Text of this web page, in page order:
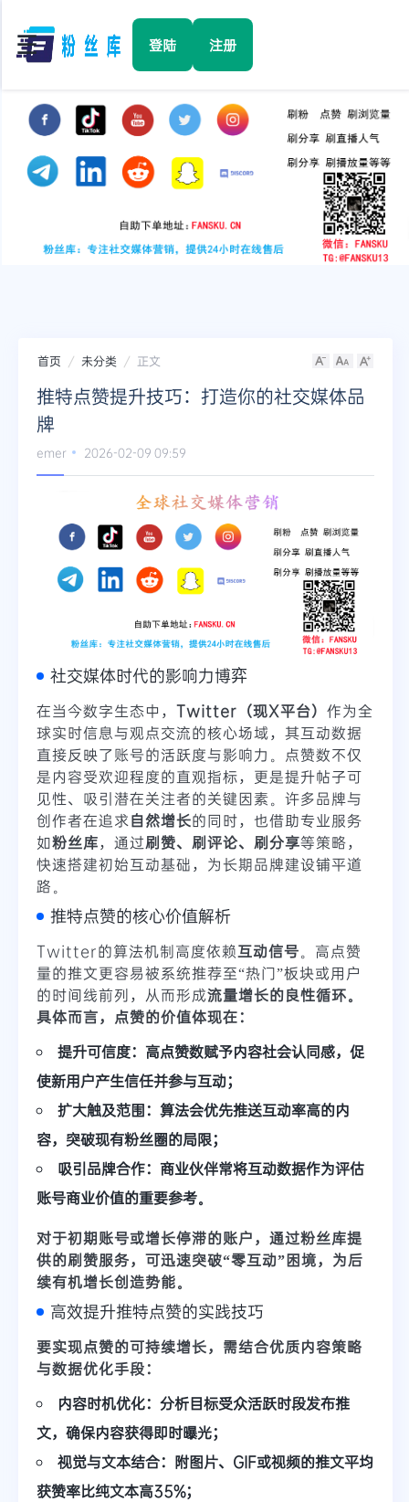
☰ 登陆 注册
Facebook
TikTok
YouTube
Twitter
首页 未分类 正文
推特点赞提升技巧：打造你的社交媒体品
牌
emer 2026-02-09 09:59
社交媒体时代的影响力博弈
在当今数字生态中， Twitter（现X平台） 作为全
球实时信息与观点交流的核心场域，其互动数据
直接反映了账号的活跃度与影响力。点赞数不仅
是内容受欢迎程度的直观指标，更是提升帖子可
见性、吸引潜在关注者的关键因素。许多品牌与
创作者在追求自然增长的同时，也借助专业服务
如粉丝库，通过刷赞、刷评论、刷分享等策略，
快速搭建初始互动基础，为长期品牌建设铺平道
路。
推特点赞的核心价值解析
Twitter的算法机制高度依赖互动信号。高点赞
量的推文更容易被系统推荐至“热门”板块或用户
的时间线前列，从而形成流量增长的良性循环。
具体而言，点赞的价值体现在：
提升可信度： 高点赞数赋予内容社会认同感，促
使新用户产生信任并参与互动；
扩大触及范围： 算法会优先推送互动率高的内
容，突破现有粉丝圈的局限；
吸引品牌合作： 商业伙伴常将互动数据作为评估
账号商业价值的重要参考。
对于初期账号或增长停滞的账户，通过粉丝库提
供的刷赞服务，可迅速突破“零互动”困境，为后
续有机增长创造势能。
高效提升推特点赞的实践技巧
要实现点赞的可持续增长，需结合优质内容策略
与数据优化手段：
内容时机优化： 分析目标受众活跃时段发布推
文，确保内容获得即时曝光；
视觉与文本结合： 附图片、GIF或视频的推文平均
获赞率比纯文本高35%；